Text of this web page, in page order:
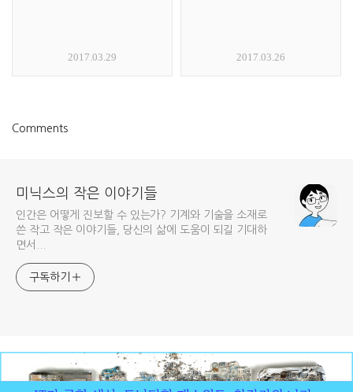
2017.03.29 2017.03.26
Comments
미닉스의 작은 이야기들
인간은 어떻게 진보할 수 있는가? 기계와 기술을 소재로
쓴 작고 작은 이야기들, 당신의 삶에 도움이 되길 기대하
면서...
구독하기